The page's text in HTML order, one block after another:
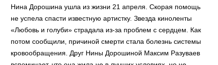
Нина Дорошина ушла из жизни 21 апреля. Скорая помощь
не успела спасти известную артистку. Звезда киноленты
«Любовь и голуби» страдала из-за проблем с сердцем. Как
потом сообщили, причиной смерти стала болезнь системы
кровообращения. Друг Нины Дорошиной Максим Разуваев